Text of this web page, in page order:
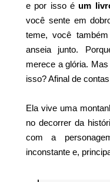
e por isso é um
você sente em
teme, você
anseia junto.
merece a glória.
isso? Afinal de
Ela vive uma
no decorrer da
com a
inconstante e,